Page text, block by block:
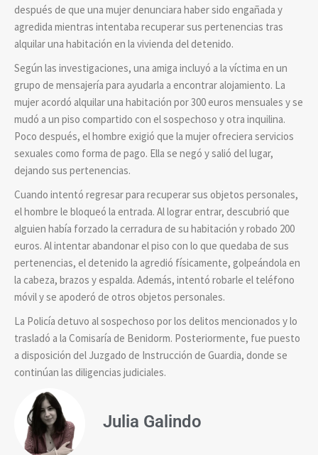
después de que una mujer denunciara haber sido engañada y
agredida mientras intentaba recuperar sus pertenencias tras
alquilar una habitación en la vivienda del detenido.
Según las investigaciones, una amiga incluyó a la víctima en un
grupo de mensajería para ayudarla a encontrar alojamiento. La
mujer acordó alquilar una habitación por 300 euros mensuales y se
mudó a un piso compartido con el sospechoso y otra inquilina.
Poco después, el hombre exigió que la mujer ofreciera servicios
sexuales como forma de pago. Ella se negó y salió del lugar,
dejando sus pertenencias.
Cuando intentó regresar para recuperar sus objetos personales,
el hombre le bloqueó la entrada. Al lograr entrar, descubrió que
alguien había forzado la cerradura de su habitación y robado 200
euros. Al intentar abandonar el piso con lo que quedaba de sus
pertenencias, el detenido la agredió físicamente, golpeándola en
la cabeza, brazos y espalda. Además, intentó robarle el teléfono
móvil y se apoderó de otros objetos personales.
La Policía detuvo al sospechoso por los delitos mencionados y lo
trasladó a la Comisaría de Benidorm. Posteriormente, fue puesto
a disposición del Juzgado de Instrucción de Guardia, donde se
continúan las diligencias judiciales.
Julia Galindo